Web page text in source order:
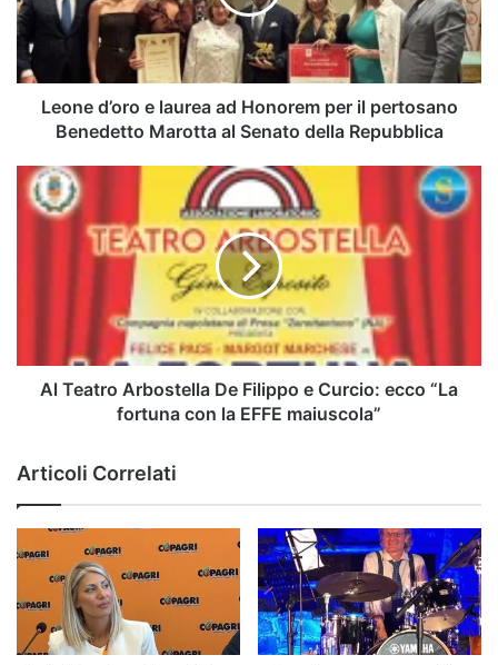
Honorem
per
il
pertosano
Benedetto
Marotta
Senato
della
Repubblica
Leone d’oro e laurea ad Honorem per il pertosano
Benedetto Marotta al Senato della Repubblica
Al
Teatro
Arbostella
“La
fortuna
maiuscola”
Al Teatro Arbostella De Filippo e Curcio: ecco “La
fortuna con la EFFE maiuscola”
Articoli Correlati